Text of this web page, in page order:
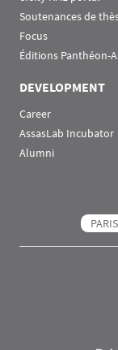
Soutenances de
Focus
Éditions Panthéon-
DEVELOPMENT
Career
AssasLab Incubator
Alumni